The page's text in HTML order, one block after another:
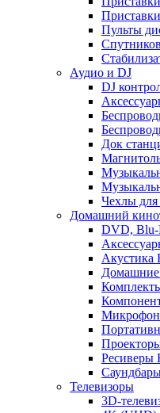
Пульты
Аудио и DJ
DJ
Док
Чехлы для
Домашний
DVD, Blu-
Акустика
Домашние
Ресиверы
Телевизоры
3D-